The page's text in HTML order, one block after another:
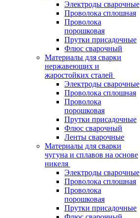
Электроды сварочные
Проволока сплошная
Проволока
порошковая
Прутки присадочные
Флюс сварочный
Материалы для сварки
нержавеющих и
жаростойких сталей
Электроды сварочные
Проволока сплошная
Проволока
порошковая
Прутки присадочные
Флюс сварочный
Ленты сварочные
Материалы для сварки
чугуна и сплавов на основе
никеля
Электроды сварочные
Проволока сплошная
Проволока
порошковая
Прутки присадочные